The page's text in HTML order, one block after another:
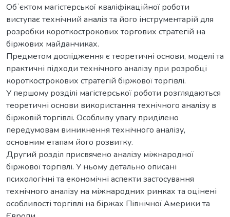
Обʼєктом магістерської кваліфікаційної роботи
виступає технічний аналіз та його інструментарій для
розробки короткострокових торгових стратегій на
біржових майданчиках.
Предметом дослідження є теоретичні основи, моделі та
практичні підходи технічного аналізу при розробці
короткострокових стратегій біржової торгівлі.
У першому розділі магістерської роботи розглядаються
теоретичні основи використання технічного аналізу в
біржовій торгівлі. Особливу увагу приділено
передумовам виникнення технічного аналізу,
основним етапам його розвитку.
Другий розділ присвячено аналізу міжнародної
біржової торгівлі. У ньому детально описані
психологічні та економічні аспекти застосування
технічного аналізу на міжнародних ринках та оцінені
особливості торгівлі на біржах Північної Америки та